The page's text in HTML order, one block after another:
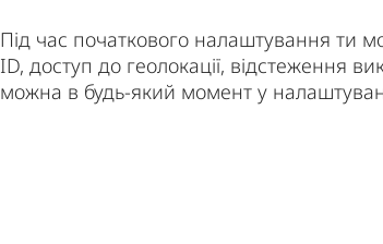
Під час початкового налаштування ти
ID, доступ до геолокації, відстеження
можна в будь-який момент у